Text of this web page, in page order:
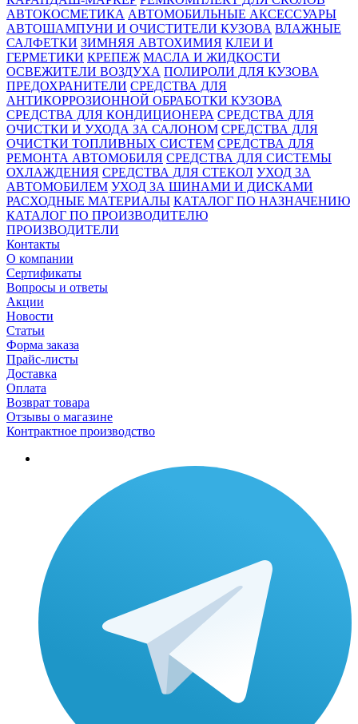
АВТОКОСМЕТИКА АВТОМОБИЛЬНЫЕ АКСЕССУАРЫ
АВТОШАМПУНИ И ОЧИСТИТЕЛИ КУЗОВА ВЛАЖНЫЕ
САЛФЕТКИ ЗИМНЯЯ АВТОХИМИЯ КЛЕИ И
ГЕРМЕТИКИ КРЕПЕЖ МАСЛА И ЖИДКОСТИ
ОСВЕЖИТЕЛИ ВОЗДУХА ПОЛИРОЛИ ДЛЯ КУЗОВА
ПРЕДОХРАНИТЕЛИ СРЕДСТВА ДЛЯ
АНТИКОРРОЗИОННОЙ ОБРАБОТКИ КУЗОВА
СРЕДСТВА ДЛЯ КОНДИЦИОНЕРА СРЕДСТВА ДЛЯ
ОЧИСТКИ И УХОДА ЗА САЛОНОМ СРЕДСТВА ДЛЯ
ОЧИСТКИ ТОПЛИВНЫХ СИСТЕМ СРЕДСТВА ДЛЯ
РЕМОНТА АВТОМОБИЛЯ СРЕДСТВА ДЛЯ СИСТЕМЫ
ОХЛАЖДЕНИЯ СРЕДСТВА ДЛЯ СТЕКОЛ УХОД ЗА
АВТОМОБИЛЕМ УХОД ЗА ШИНАМИ И ДИСКАМИ
РАСХОДНЫЕ МАТЕРИАЛЫ КАТАЛОГ ПО НАЗНАЧЕНИЮ
КАТАЛОГ ПО ПРОИЗВОДИТЕЛЮ
ПРОИЗВОДИТЕЛИ
Контакты
О компании
Сертификаты
Вопросы и ответы
Акции
Новости
Статьи
Форма заказа
Прайс-листы
Доставка
Оплата
Возврат товара
Отзывы о магазине
Контрактное производство